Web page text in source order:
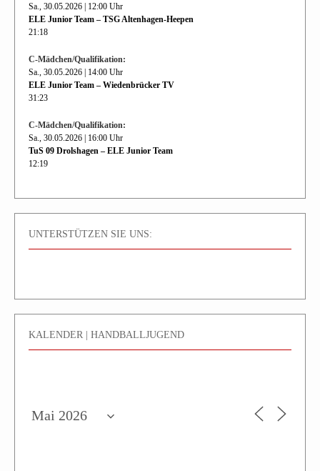
Sa., 30.05.2026 | 12:00 Uhr
ELE Junior Team – TSG Altenhagen-Heepen
21:18
C-Mädchen/Qualifikation:
Sa., 30.05.2026 | 14:00 Uhr
ELE Junior Team – Wiedenbrücker TV
31:23
C-Mädchen/Qualifikation:
Sa., 30.05.2026 | 16:00 Uhr
TuS 09 Drolshagen – ELE Junior Team
12:19
UNTERSTÜTZEN SIE UNS:
KALENDER | HANDBALLJUGEND